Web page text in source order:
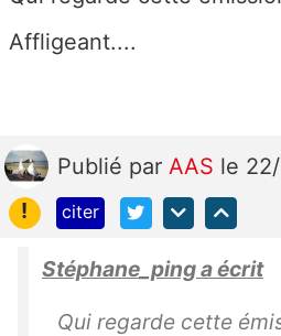
Affligeant....
Publié par AAS le
!
citer
Stéphane_ping a écrit
Qui regarde cette